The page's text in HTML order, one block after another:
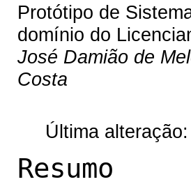
Protótipo de
domínio do
José Damião de
Costa
Última
Resumo